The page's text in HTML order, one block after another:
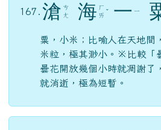
167. 滄 ㄘ
ㄤ
海 ㄏ
ㄞ ˇ 一 ㄧ
粟，小米；比喻人在天地間
米粒，極其渺小。※比較「
曇花開放幾個小時就凋謝了
就消逝，極為短暫。